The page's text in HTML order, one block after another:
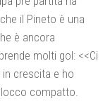
il Pineto è una
è ancora
molti gol: <<Ci
crescita e ho
compatto.